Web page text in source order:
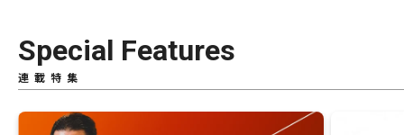
Special Features
連載特集